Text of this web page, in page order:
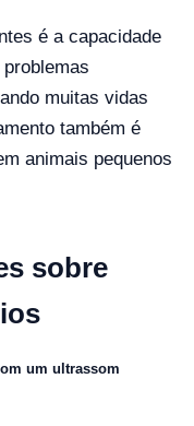
é a capacidade
muitas vidas
também é
animais pequenos
sobre
um ultrassom